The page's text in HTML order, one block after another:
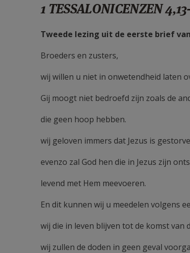
1 TESSALONICENZEN
Tweede lezing uit de eerste brief
Broeders en zusters,
wij willen u niet in onwetendheid laten
Gij moogt niet bedroefd zijn zoals de
die geen hoop hebben.
wij geloven immers dat Jezus is
evenzo zal God hen die in Jezus zijn
levend met Hem meevoeren.
En dit kunnen wij u meedelen volgens
wij die in leven blijven tot de komst van
wij zullen de doden in geen geval